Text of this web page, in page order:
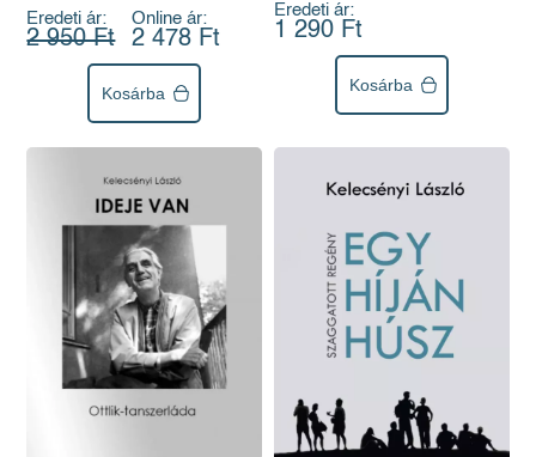
Eredeti ár:
2 950 Ft
Online ár:
2 478 Ft
Kosárba
Eredeti ár:
1 290 Ft
Kosárba